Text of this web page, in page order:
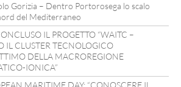
Gorizia – Dentro Portorosega lo scalo
del Mediterraneo
IL PROGETTO “WAITC –
IL CLUSTER TECNOLOGICO
DELLA MACROREGIONE
IONICA”
MARITIME DAY: “CONOSCERE IL